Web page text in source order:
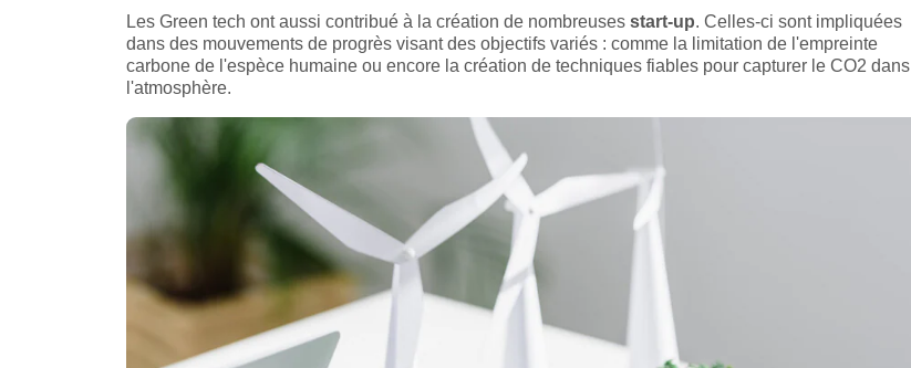
Les Green tech ont aussi contribué à la création de nombreuses start-up. Celles-ci sont impliquées
dans des mouvements de progrès visant des objectifs variés : comme la limitation de l'empreinte
carbone de l'espèce humaine ou encore la création de techniques fiables pour capturer le CO2 dans
l'atmosphère.